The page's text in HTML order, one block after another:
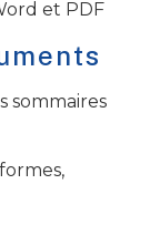
et PDF
sommaires